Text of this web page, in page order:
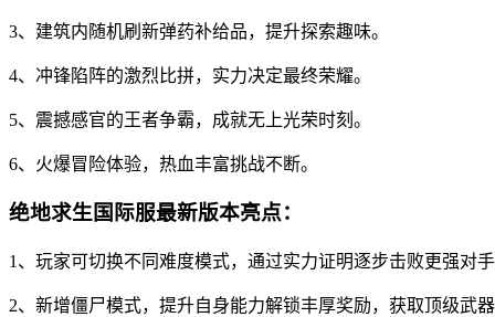
3、建筑内随机刷新弹药补给品，提升探索趣味。
4、冲锋陷阵的激烈比拼，实力决定最终荣耀。
5、震撼感官的王者争霸，成就无上光荣时刻。
6、火爆冒险体验，热血丰富挑战不断。
绝地求生国际服最新版本亮点：
1、玩家可切换不同难度模式，通过实力证明逐步击败更强对手
2、新增僵尸模式，提升自身能力解锁丰厚奖励，获取顶级武器